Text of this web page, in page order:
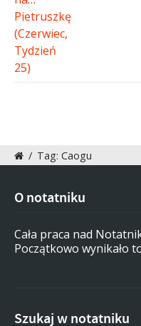
/ Tag: Caogu
O notatniku
Cała praca nad
Początkowo wynikało
Szukaj w notatniku